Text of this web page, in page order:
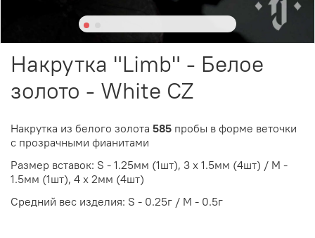
Накрутка "Limb" - Белое
золото - White CZ
Накрутка из белого золота 585 пробы в форме веточки
с прозрачными фианитами
Размер вставок: S - 1.25мм (1шт), 3 х 1.5мм (4шт) / M -
1.5мм (1шт), 4 х 2мм (4шт)
Средний вес изделия: S - 0.25г / M - 0.5г